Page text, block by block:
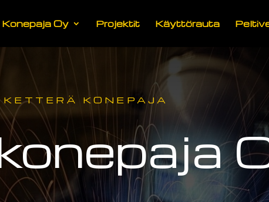
Oy Projektit Käyttörauta
KONEPAJA